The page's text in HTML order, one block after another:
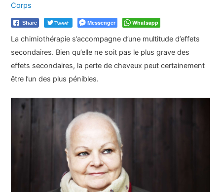
Corps
Share Tweet Messenger Whatsapp
La chimiothérapie s’accompagne d’une multitude d’effets
secondaires. Bien qu’elle ne soit pas le plus grave des
effets secondaires, la perte de cheveux peut certainement
être l’un des plus pénibles.